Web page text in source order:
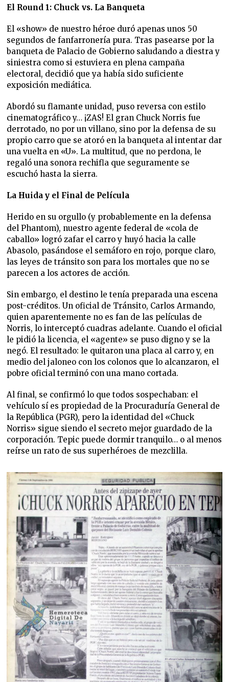
El Round 1: Chuck vs. La Banqueta
El «show» de nuestro héroe duró apenas unos 50
segundos de fanfarronería pura. Tras pasearse por la
banqueta de Palacio de Gobierno saludando a diestra y
siniestra como si estuviera en plena campaña
electoral, decidió que ya había sido suficiente
exposición mediática.
Abordó su flamante unidad, puso reversa con estilo
cinematográfico y… ¡ZAS! El gran Chuck Norris fue
derrotado, no por un villano, sino por la defensa de su
propio carro que se atoró en la banqueta al intentar dar
una vuelta en «U». La multitud, que no perdona, le
regaló una sonora rechifla que seguramente se
escuchó hasta la sierra.
La Huida y el Final de Película
Herido en su orgullo (y probablemente en la defensa
del Phantom), nuestro agente federal de «cola de
caballo» logró zafar el carro y huyó hacia la calle
Abasolo, pasándose el semáforo en rojo, porque claro,
las leyes de tránsito son para los mortales que no se
parecen a los actores de acción.
Sin embargo, el destino le tenía preparada una escena
post-créditos. Un oficial de Tránsito, Carlos Armando,
quien aparentemente no es fan de las películas de
Norris, lo interceptó cuadras adelante. Cuando el oficial
le pidió la licencia, el «agente» se puso digno y se la
negó. El resultado: le quitaron una placa al carro y, en
medio del jaloneo con los colonos que lo alcanzaron, el
pobre oficial terminó con una mano cortada.
Al final, se confirmó lo que todos sospechaban: el
vehículo sí es propiedad de la Procuraduría General de
la República (PGR), pero la identidad del «Chuck
Norris» sigue siendo el secreto mejor guardado de la
corporación. Tepic puede dormir tranquilo… o al menos
reírse un rato de sus superhéroes de mezclilla.